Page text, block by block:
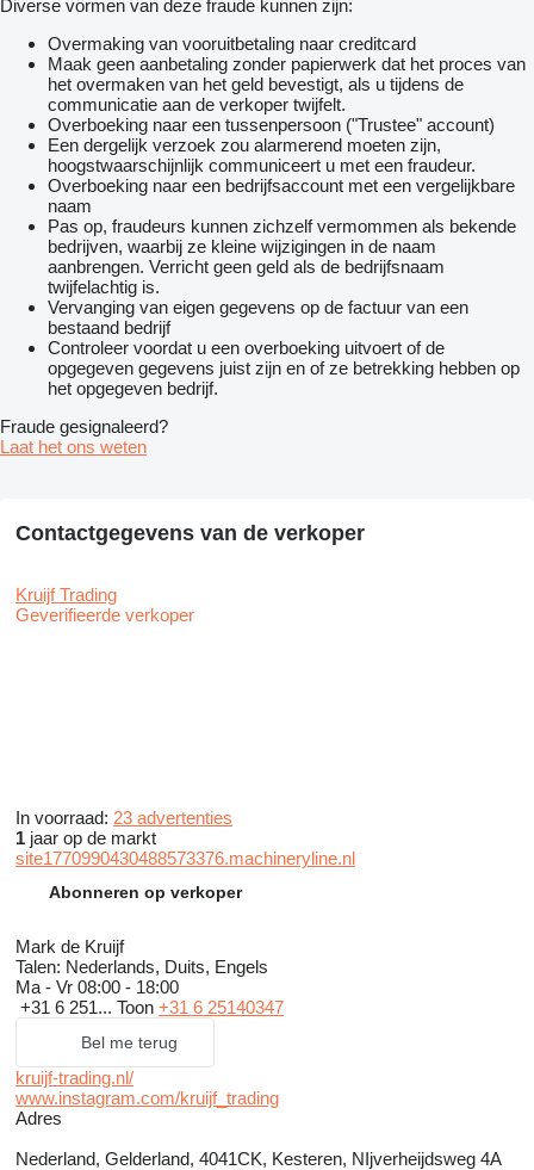
Diverse vormen van deze fraude kunnen zijn:
Overmaking van vooruitbetaling naar creditcard
Maak geen aanbetaling zonder papierwerk dat het proces van
het overmaken van het geld bevestigt, als u tijdens de
communicatie aan de verkoper twijfelt.
Overboeking naar een tussenpersoon ("Trustee" account)
Een dergelijk verzoek zou alarmerend moeten zijn,
hoogstwaarschijnlijk communiceert u met een fraudeur.
Overboeking naar een bedrijfsaccount met een vergelijkbare
naam
Pas op, fraudeurs kunnen zichzelf vermommen als bekende
bedrijven, waarbij ze kleine wijzigingen in de naam
aanbrengen. Verricht geen geld als de bedrijfsnaam
twijfelachtig is.
Vervanging van eigen gegevens op de factuur van een
bestaand bedrijf
Controleer voordat u een overboeking uitvoert of de
opgegeven gegevens juist zijn en of ze betrekking hebben op
het opgegeven bedrijf.
Fraude gesignaleerd?
Laat het ons weten
Contactgegevens van de verkoper
Kruijf Trading
Geverifieerde verkoper
In voorraad: 23 advertenties
1 jaar op de markt
site1770990430488573376.machineryline.nl
Abonneren op verkoper
Mark de Kruijf
Talen: Nederlands, Duits, Engels
Ma - Vr 08:00 - 18:00
+31 6 251... Toon +31 6 25140347
Bel me terug
kruijf-trading.nl/
www.instagram.com/kruijf_trading
Adres
Nederland, Gelderland, 4041CK, Kesteren, NIjverheijdsweg 4A